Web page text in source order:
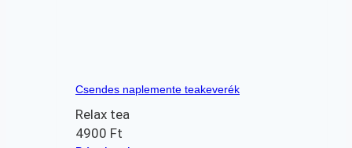
Csendes naplemente teakeverék
Relax tea
4900 Ft